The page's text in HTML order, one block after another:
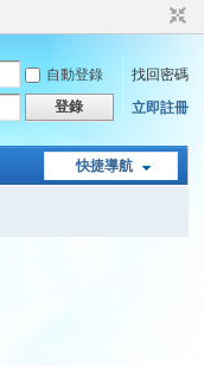
自動登錄
找回密碼
登錄 立即註冊
快捷導航